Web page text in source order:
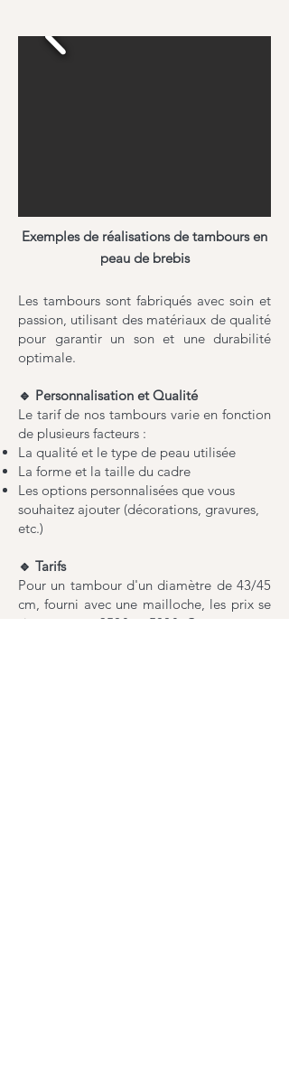
Exemples de réalisations de tambours en
peau de brebis
Les tambours sont fabriqués avec soin et
passion, utilisant des matériaux de qualité
pour garantir un son et une durabilité
optimale.
🔹 Personnalisation et Qualité
Le tarif de nos tambours varie en fonction
de plusieurs facteurs :
La qualité et le type de peau utilisée
La forme et la taille du cadre
Les options personnalisées que vous
souhaitez ajouter (décorations, gravures,
etc.)
🔹 Tarifs
Pour un tambour d'un diamètre de 43/45
cm, fourni avec une mailloche, les prix se
situent entre 350€ et 500€. Cette gamme